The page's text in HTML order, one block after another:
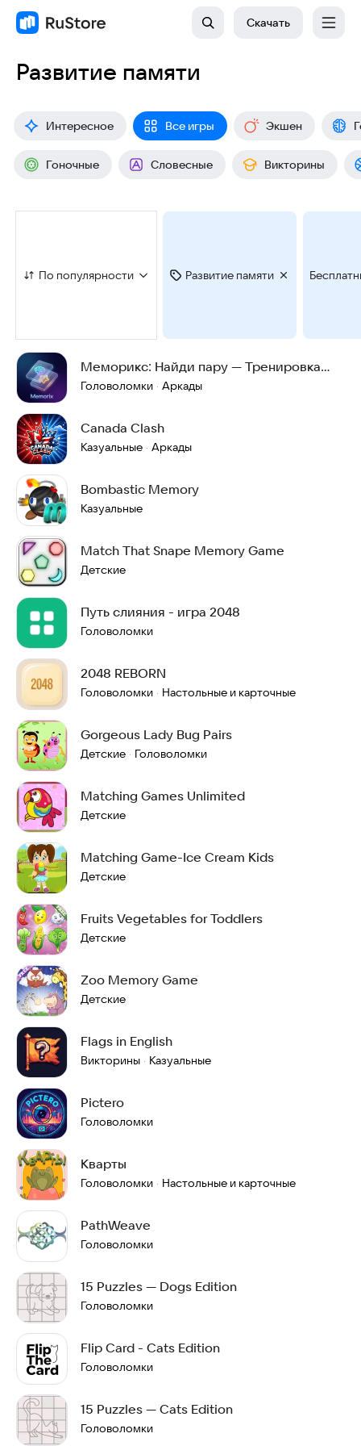
Скачать
Развитие памяти
Интересное Все игры Экшен
Гоночные Словесные Викторины
По популярности Развитие памяти
Меморикс: Найди пару — Тренировка
памяти и логики
Головоломки · Аркады
Canada Clash
Казуальные · Аркады
Bombastic Memory
Казуальные
Match That Snape Memory Game
Детские
Путь слияния - игра 2048
Головоломки
2048 REBORN
Головоломки · Настольные и карточные
Gorgeous Lady Bug Pairs
Детские · Головоломки
Matching Games Unlimited
Детские
Matching Game-Ice Cream Kids
Детские
Fruits Vegetables for Toddlers
Детские
Zoo Memory Game
Детские
Flags in English
Викторины · Казуальные
Pictero
Головоломки
Кварты
Головоломки · Настольные и карточные
PathWeave
Головоломки
15 Puzzles — Dogs Edition
Головоломки
Flip Card - Cats Edition
Головоломки
15 Puzzles — Cats Edition
Головоломки